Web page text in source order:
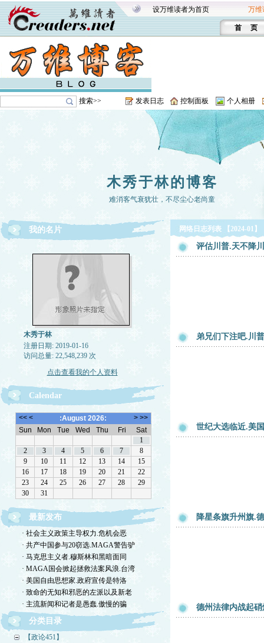
设万维读者为首页 万维
首 页
搜索>> 发表日志 控制面板 个人相册
木秀于林的博客
难消客气衰犹壮，不尽尘心老尚童
我的名片
木秀于林
注册日期: 2019-01-16
访问总量: 22,548,239 次
点击查看我的个人资料
Calendar
最新发布
· 社会主义政策主导权力.危机会恶
· 共产中国参与20窃选.MAGA警告驴
· 马克思主义者.穆斯林和黑暗面同
· MAGA国会掀起拯救法案风浪.台湾
· 美国自由思想家.政府宣传是特洛
· 致命的无知和邪恶的左派以及新老
· 主流新闻和记者是愚蠢.傲慢的骗
分类目录
【政论451】
网络日志列表 【2024-01】
评估川普.天不降
弟兄们下注吧.川
世纪大选临近.美
降星条旗升州旗.
德州法律内战起